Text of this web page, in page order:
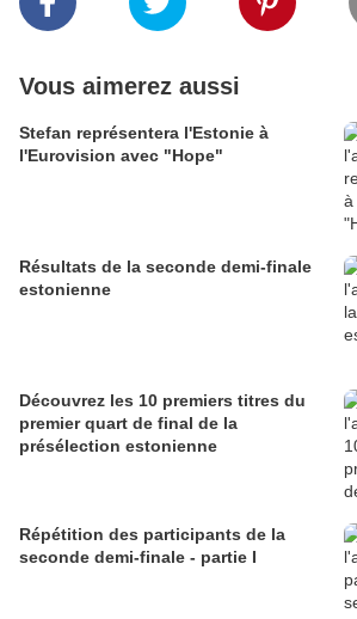
Vous aimerez aussi
Stefan représentera l'Estonie à
l'Eurovision avec "Hope"
Résultats de la seconde demi-finale
estonienne
Découvrez les 10 premiers titres du
premier quart de final de la
présélection estonienne
Répétition des participants de la
seconde demi-finale - partie I